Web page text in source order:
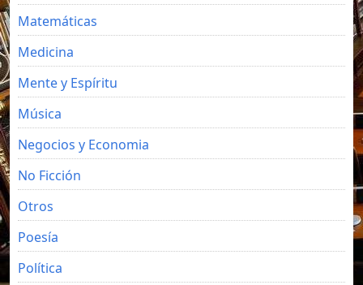
Matemáticas
Medicina
Mente y Espíritu
Música
Negocios y Economia
No Ficción
Otros
Poesía
Política